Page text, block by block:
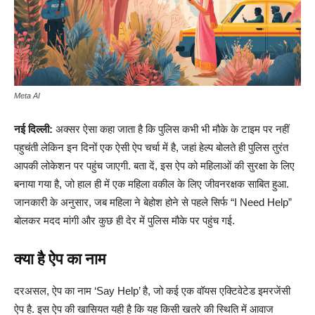
Meta AI
नई दिल्ली: अक्सर ऐसा कहा जाता है कि पुलिस कभी भी मौके के टाइम पर नहीं
पहुचंती लेकिन इन दिनों एक ऐसी ऐप चर्चा में है, जहां हेल्प बोलते ही पुलिस तुरंत
आपकी लोकेशन पर पहुंच जाएगी. बता दें, इस ऐप को महिलाओं की सुरक्षा के लिए
बनाया गया है, जो हाल ही में एक महिला वकील के लिए जीवनरक्षक साबित हुआ.
जानकारी के अनुसार, जब महिला ने बेहोश होने से पहले सिर्फ “I Need Help”
बोलकर मदद मांगी और कुछ ही देर में पुलिस मौके पर पहुंच गई.
क्या है ऐप का नाम
दरअसल, ऐप का नाम ‘Say Help’ है, जो कई एक वॉयस एक्टिवेटेड इमरजेंसी
ऐप है. इस ऐप की खासियत यही है कि यह किसी खतरे की स्थिति में आवाज